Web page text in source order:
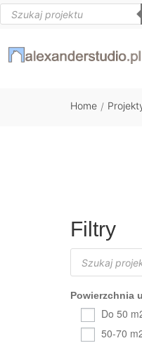
Home /
Filtry
Powierzchnia
Do 50
50-70